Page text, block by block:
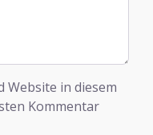
Website in diesem
Kommentar